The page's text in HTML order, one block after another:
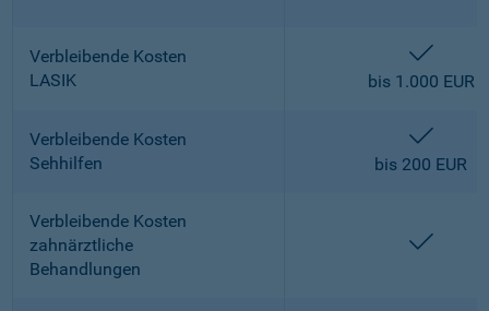
Verbleibende Kosten
LASIK
bis 1.000 EUR
Verbleibende Kosten
Sehhilfen
bis 200 EUR
Verbleibende Kosten
zahnärztliche
Behandlungen